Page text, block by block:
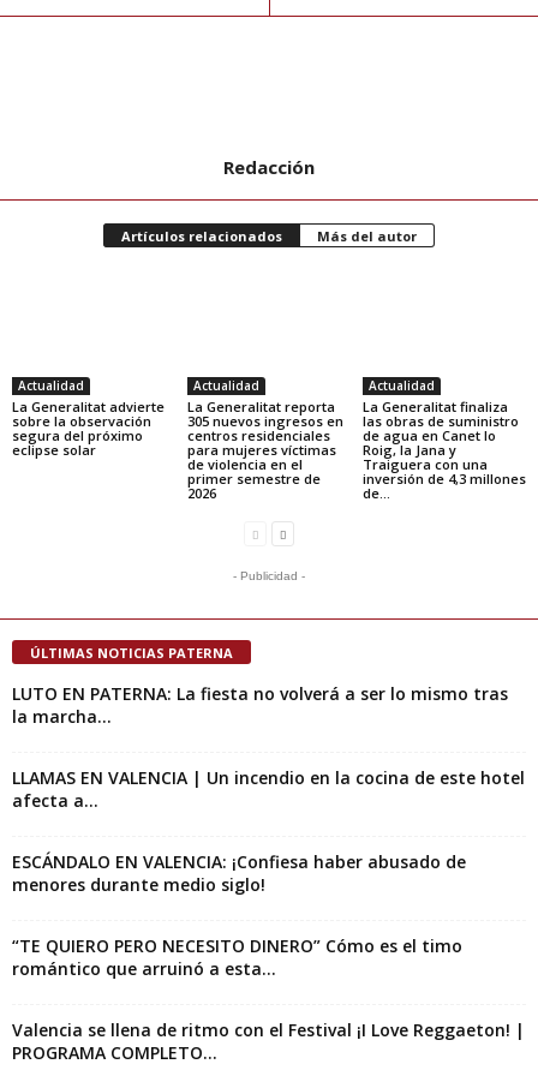
Redacción
Artículos relacionados Más del autor
Actualidad
La Generalitat advierte
sobre la observación
segura del próximo
eclipse solar
Actualidad
La Generalitat reporta
305 nuevos ingresos en
centros residenciales
para mujeres víctimas
de violencia en el
primer semestre de
2026
Actualidad
La Generalitat finaliza
las obras de suministro
de agua en Canet lo
Roig, la Jana y
Traiguera con una
inversión de 4,3 millones
de...
- Publicidad -
ÚLTIMAS NOTICIAS PATERNA
LUTO EN PATERNA: La fiesta no volverá a ser lo mismo tras
la marcha...
LLAMAS EN VALENCIA | Un incendio en la cocina de este hotel
afecta a...
ESCÁNDALO EN VALENCIA: ¡Confiesa haber abusado de
menores durante medio siglo!
“TE QUIERO PERO NECESITO DINERO” Cómo es el timo
romántico que arruinó a esta...
Valencia se llena de ritmo con el Festival ¡I Love Reggaeton! |
PROGRAMA COMPLETO...